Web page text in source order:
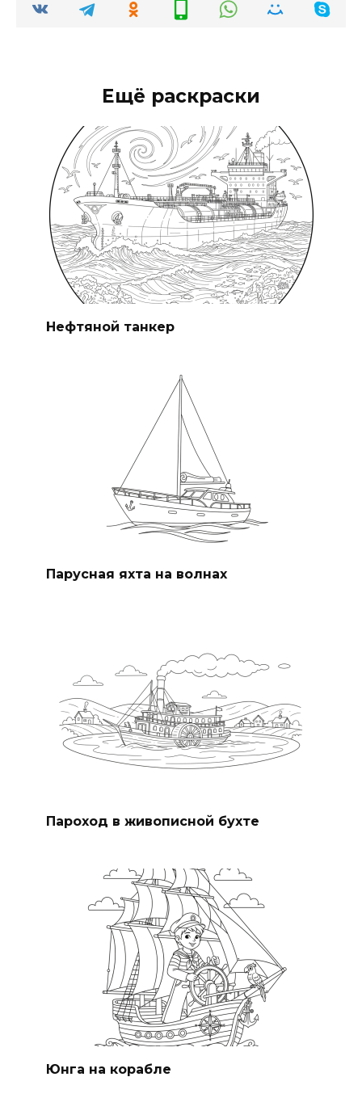
Ещё раскраски
Нефтяной танкер
Парусная яхта на волнах
Пароход в живописной бухте
Юнга на корабле